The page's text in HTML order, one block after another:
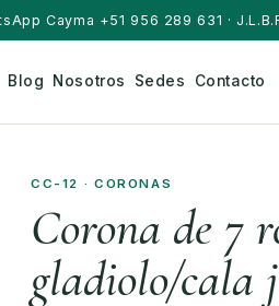
Cayma +51 956 289 631 ·
Blog Nosotros Sedes Contacto
CC-12 · CORONAS
Corona de 7
gladiolo/cala